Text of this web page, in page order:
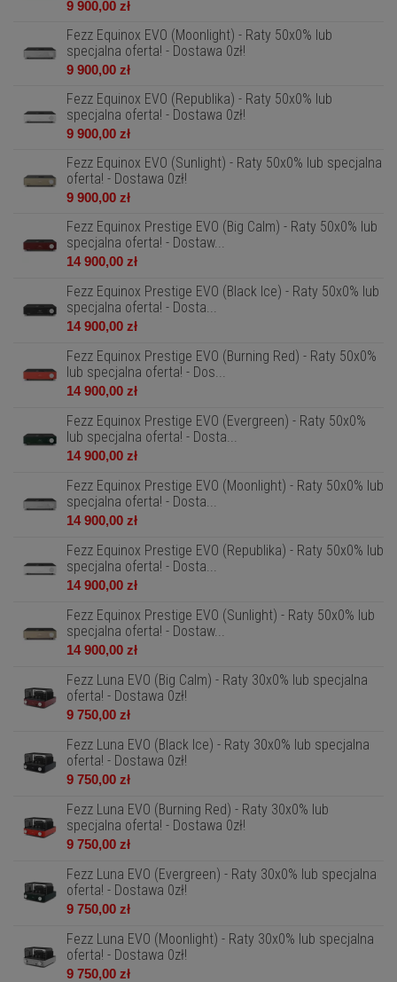
9 900,00 zł
Fezz Equinox EVO (Moonlight) - Raty 50x0% lub
specjalna oferta! - Dostawa 0zł!
9 900,00 zł
Fezz Equinox EVO (Republika) - Raty 50x0% lub
specjalna oferta! - Dostawa 0zł!
9 900,00 zł
Fezz Equinox EVO (Sunlight) - Raty 50x0% lub specjalna
oferta! - Dostawa 0zł!
9 900,00 zł
Fezz Equinox Prestige EVO (Big Calm) - Raty 50x0% lub
specjalna oferta! - Dostaw...
14 900,00 zł
Fezz Equinox Prestige EVO (Black Ice) - Raty 50x0% lub
specjalna oferta! - Dosta...
14 900,00 zł
Fezz Equinox Prestige EVO (Burning Red) - Raty 50x0%
lub specjalna oferta! - Dos...
14 900,00 zł
Fezz Equinox Prestige EVO (Evergreen) - Raty 50x0%
lub specjalna oferta! - Dosta...
14 900,00 zł
Fezz Equinox Prestige EVO (Moonlight) - Raty 50x0% lub
specjalna oferta! - Dosta...
14 900,00 zł
Fezz Equinox Prestige EVO (Republika) - Raty 50x0% lub
specjalna oferta! - Dosta...
14 900,00 zł
Fezz Equinox Prestige EVO (Sunlight) - Raty 50x0% lub
specjalna oferta! - Dostaw...
14 900,00 zł
Fezz Luna EVO (Big Calm) - Raty 30x0% lub specjalna
oferta! - Dostawa 0zł!
9 750,00 zł
Fezz Luna EVO (Black Ice) - Raty 30x0% lub specjalna
oferta! - Dostawa 0zł!
9 750,00 zł
Fezz Luna EVO (Burning Red) - Raty 30x0% lub
specjalna oferta! - Dostawa 0zł!
9 750,00 zł
Fezz Luna EVO (Evergreen) - Raty 30x0% lub specjalna
oferta! - Dostawa 0zł!
9 750,00 zł
Fezz Luna EVO (Moonlight) - Raty 30x0% lub specjalna
oferta! - Dostawa 0zł!
9 750,00 zł